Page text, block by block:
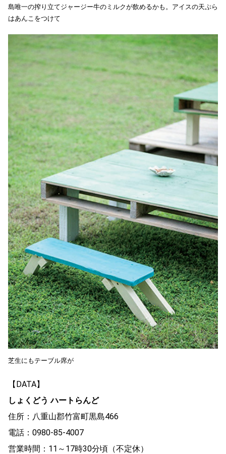
島唯一の搾り立てジャージー牛のミルクが飲めるかも。アイスの天ぷら
はあんこをつけて
芝生にもテーブル席が
【DATA】
しょくどう ハートらんど
住所：八重山郡竹富町黒島466
電話：0980-85-4007
営業時間：11～17時30分頃（不定休）